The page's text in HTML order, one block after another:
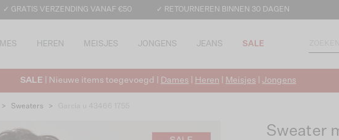
✓ GRATIS VERZENDING VANAF €50 ✓ RETOURNEREN BINNEN 30 DAGEN
HEREN MEISJES JONGENS JEANS SALE
SALE | Nieuwe items toegevoegd | Dames Heren Meisjes Jongens
> Sweaters >
Sweater